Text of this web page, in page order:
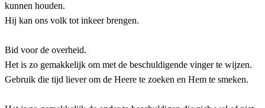
kunnen houden.
Hij kan ons volk tot inkeer brengen.
Bid voor de overheid.
Het is zo gemakkelijk om met de beschuldigende vinger te wijzen.
Gebruik die tijd liever om de Heere te zoeken en Hem te smeken.